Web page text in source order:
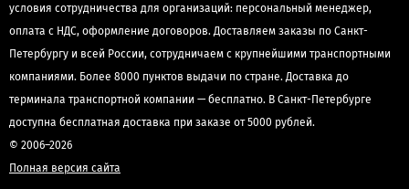
условия сотрудничества для организаций: персональный менеджер,
оплата с НДС, оформление договоров. Доставляем заказы по Санкт-
Петербургу и всей России, сотрудничаем с крупнейшими транспортными
компаниями. Более 8000 пунктов выдачи по стране. Доставка до
терминала транспортной компании — бесплатно. В Санкт-Петербурге
доступна бесплатная доставка при заказе от 5000 рублей.
© 2006–2026
Полная версия сайта